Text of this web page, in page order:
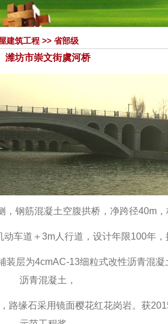
建筑工程 >> 省部级
潍坊市崇文街虞河桥
钢筋混凝土空腹拱桥，净跨径40m，
车道＋3m人行道，设计年限100年，
装层为4cmAC-13细粒式改性沥青混
沥青混凝土，
路缘石采用镜面樱花红花岗岩。获